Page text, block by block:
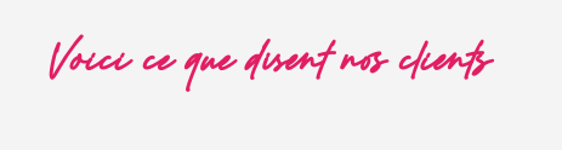
Voici ce que disent nos clients